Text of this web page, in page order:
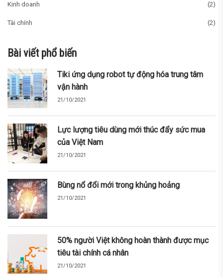
Kinh doanh (2)
Tài chính (2)
Bài viết phổ biến
Tiki ứng dụng robot tự động hóa trung tâm
vận hành
21/10/2021
Lực lượng tiêu dùng mới thúc đẩy sức mua
của Việt Nam
21/10/2021
Bùng nổ đổi mới trong khủng hoảng
21/10/2021
50% người Việt không hoàn thành được mục
tiêu tài chính cá nhân
21/10/2021